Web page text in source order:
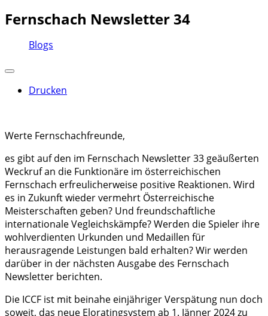
Fernschach Newsletter 34
Blogs
Drucken
Werte Fernschachfreunde,
es gibt auf den im Fernschach Newsletter 33 geäußerten
Weckruf an die Funktionäre im österreichischen
Fernschach erfreulicherweise positive Reaktionen. Wird
es in Zukunft wieder vermehrt Österreichische
Meisterschaften geben? Und freundschaftliche
internationale Vegleichskämpfe? Werden die Spieler ihre
wohlverdienten Urkunden und Medaillen für
herausragende Leistungen bald erhalten? Wir werden
darüber in der nächsten Ausgabe des Fernschach
Newsletter berichten.
Die ICCF ist mit beinahe einjähriger Verspätung nun doch
soweit, das neue Eloratingsystem ab 1. Jänner 2024 zu